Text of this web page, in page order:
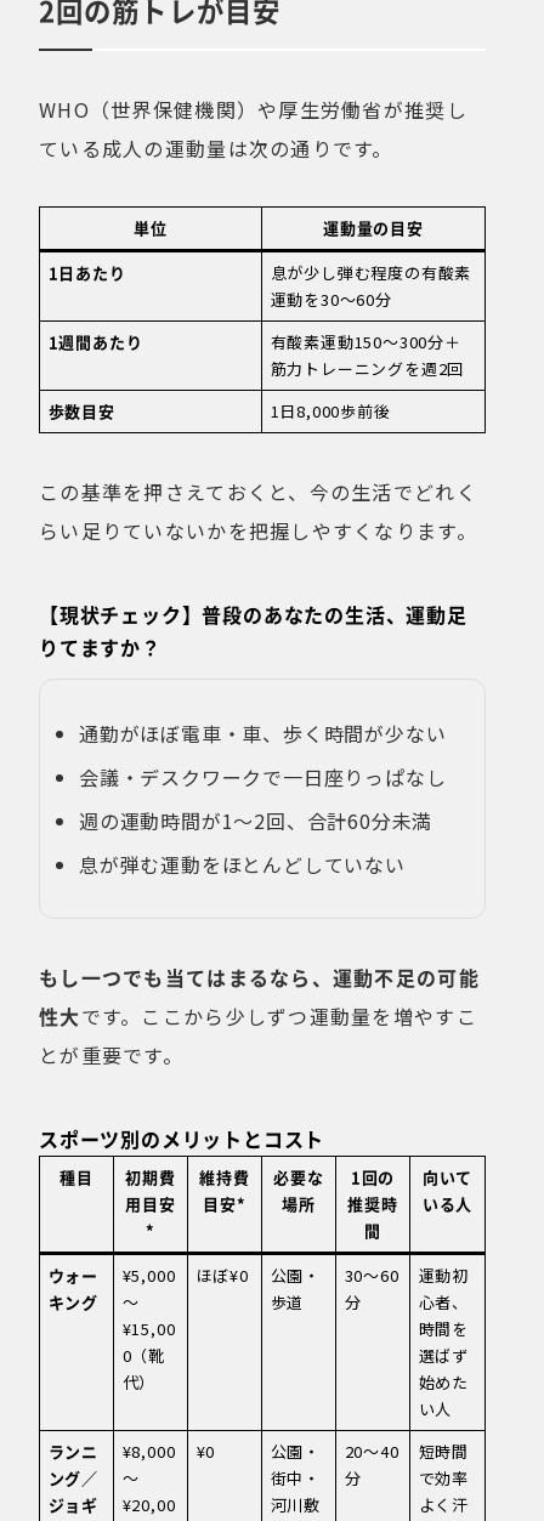
2回の筋トレが目安
WHO（世界保健機関）や厚生労働省が推奨し
ている成人の運動量は次の通りです。
単位
運動量の目安
1日あたり
息が少し弾む程度の有酸素
運動を30〜60分
1週間あたり
有酸素運動150〜300分＋
筋力トレーニングを週2回
歩数目安
1日8,000歩前後
この基準を押さえておくと、今の生活でどれく
らい足りていないかを把握しやすくなります。
【現状チェック】普段のあなたの生活、運動足
りてますか？
通勤がほぼ電車・車、歩く時間が少ない
会議・デスクワークで一日座りっぱなし
週の運動時間が1〜2回、合計60分未満
息が弾む運動をほとんどしていない
もし一つでも当てはまるなら、運動不足の可能
性大です。ここから少しずつ運動量を増やすこ
とが重要です。
スポーツ別のメリットとコスト
種目
初期費
用目安
*
維持費
目安*
必要な
場所
1回の
推奨時
間
向いて
いる人
ウォー
キング
¥5,000
〜
¥15,00
0（靴
代）
ほぼ¥0
公園・
歩道
30〜60
分
運動初
心者、
時間を
選ばず
始めた
い人
ランニ
ング／
ジョギ
¥8,000
〜
¥20,00
¥0
公園・
街中・
河川敷
20〜40
分
短時間
で効率
よく汗